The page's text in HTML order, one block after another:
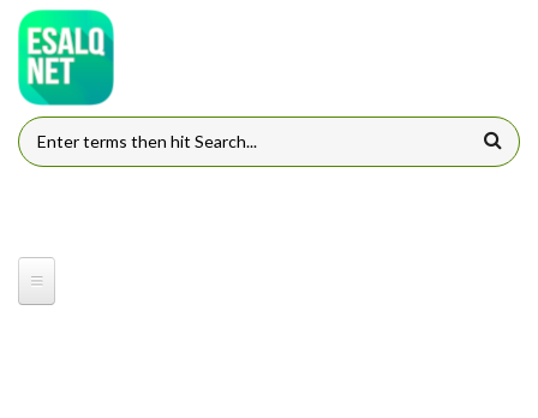
Pular para o conteúdo principal
FORMULÁRIO DE BUSCA